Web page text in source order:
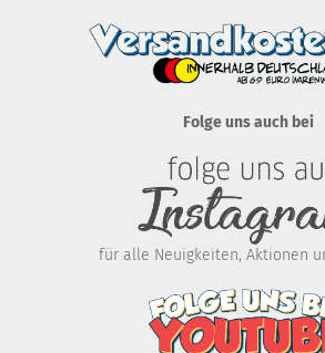
Folge uns auch bei
für alle Neuigkeiten, Aktionen